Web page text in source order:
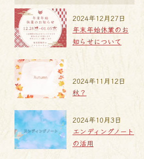
年末年始休業のお
知らせについて
2024年12月27日
秋？
2024年11月12日
エンディングノート
の活用
2024年10月3日